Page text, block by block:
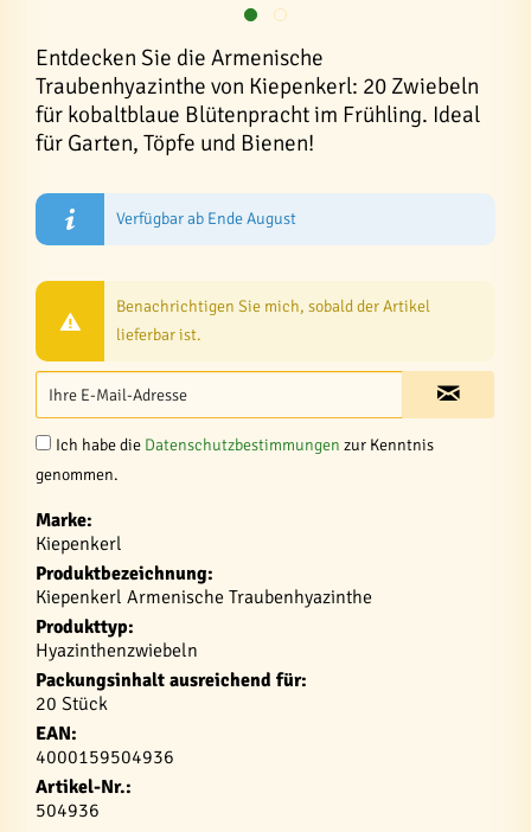
Entdecken Sie die Armenische
Traubenhyazinthe von Kiepenkerl: 20 Zwiebeln
für kobaltblaue Blütenpracht im Frühling. Ideal
für Garten, Töpfe und Bienen!
Verfügbar ab Ende August
Benachrichtigen Sie mich, sobald der Artikel
lieferbar ist.
Ich habe die Datenschutzbestimmungen zur Kenntnis
genommen.
Marke:
Kiepenkerl
Produktbezeichnung:
Kiepenkerl Armenische Traubenhyazinthe
Produkttyp:
Hyazinthenzwiebeln
Packungsinhalt ausreichend für:
20 Stück
EAN:
4000159504936
Artikel-Nr.:
504936